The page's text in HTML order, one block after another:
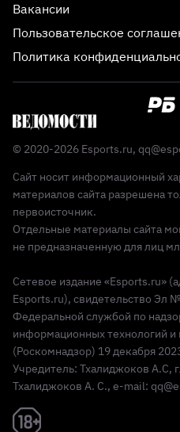
Реклама 18+
Вакансии
Пользовательское
Политика
© 2020-2026 Esports.ru,
Сайт носит информационный
материалов сайта разрешена
первоисточник.
Отдельные материалы сайта
не предназначенную для лиц
Сетевое издание «Esports.ru»
Esports.ru), свидетельство Эл
Федеральной службой по
информационных технологий
(Роскомнадзор) 19 декабря
Учредитель: Тхалиджоков А.С,
Тхалиджоков А. С., e-mail: